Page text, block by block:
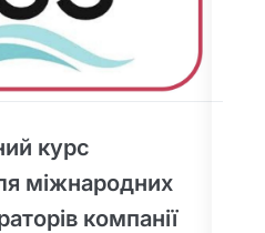
курс
міжнародних
компанії